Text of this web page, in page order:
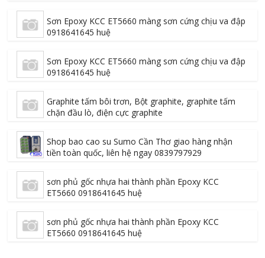
Sơn Epoxy KCC ET5660 màng sơn cứng chịu va đập
0918641645 huệ
Sơn Epoxy KCC ET5660 màng sơn cứng chịu va đập
0918641645 huệ
Graphite tấm bôi trơn, Bột graphite, graphite tấm
chặn đầu lò, điện cực graphite
Shop bao cao su Sumo Cần Thơ giao hàng nhận
tiền toàn quốc, liên hệ ngay 0839797929
sơn phủ gốc nhựa hai thành phần Epoxy KCC
ET5660 0918641645 huệ
sơn phủ gốc nhựa hai thành phần Epoxy KCC
ET5660 0918641645 huệ